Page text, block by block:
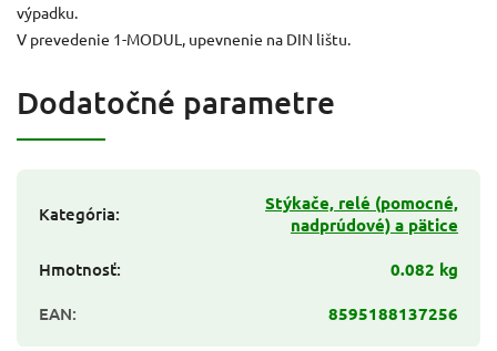
výpadku.
V prevedenie 1-MODUL, upevnenie na DIN lištu.
Dodatočné parametre
Kategória:
Stýkače, relé (pomocné,
nadprúdové) a pätice
Hmotnosť:
0.082 kg
EAN: 8595188137256